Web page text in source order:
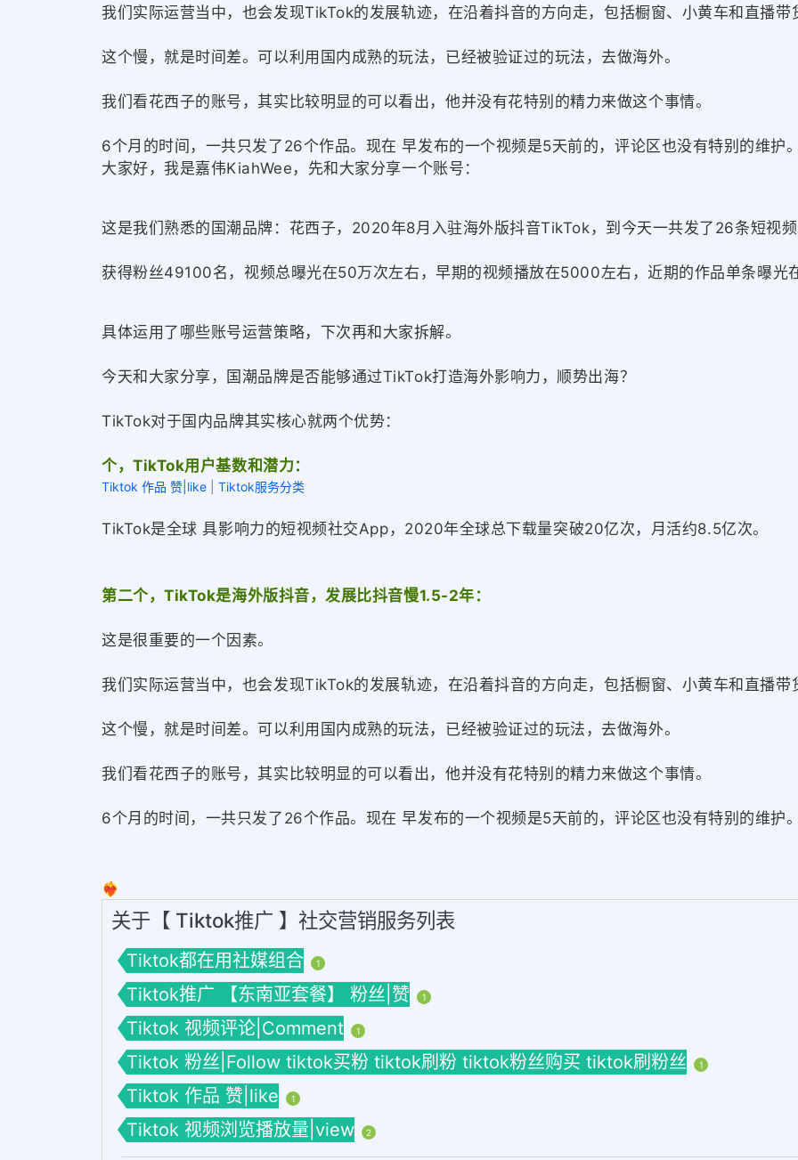
我们实际运营当中，也会发现TikTok的发展轨迹，在沿着抖音的方向走，包括橱窗、小黄车和直播带
这个慢，就是时间差。可以利用国内成熟的玩法，已经被验证过的玩法，去做海外。
我们看花西子的账号，其实比较明显的可以看出，他并没有花特别的精力来做这个事情。
6个月的时间，一共只发了26个作品。现在 早发布的一个视频是5天前的，评论区也没有特别的维护
大家好，我是嘉伟KiahWee，先和大家分享一个账号：
这是我们熟悉的国潮品牌：花西子，2020年8月入驻海外版抖音TikTok，到今天一共发了26条短视
获得粉丝49100名，视频总曝光在50万次左右，早期的视频播放在5000左右，近期的作品单条曝光
具体运用了哪些账号运营策略，下次再和大家拆解。
今天和大家分享，国潮品牌是否能够通过TikTok打造海外影响力，顺势出海？
TikTok对于国内品牌其实核心就两个优势：
个，TikTok用户基数和潜力：
Tiktok 作品 赞|like Tiktok服务分类
TikTok是全球 具影响力的短视频社交App，2020年全球总下载量突破20亿次，月活约8.5亿次。
第二个，TikTok是海外版抖音，发展比抖音慢1.5-2年：
这是很重要的一个因素。
我们实际运营当中，也会发现TikTok的发展轨迹，在沿着抖音的方向走，包括橱窗、小黄车和直播带
这个慢，就是时间差。可以利用国内成熟的玩法，已经被验证过的玩法，去做海外。
我们看花西子的账号，其实比较明显的可以看出，他并没有花特别的精力来做这个事情。
6个月的时间，一共只发了26个作品。现在 早发布的一个视频是5天前的，评论区也没有特别的维护
❤️‍🔥
关于【 Tiktok推广 】社交营销服务列表
Tiktok都在用社媒组合 1
Tiktok推广 【东南亚套餐】 粉丝|赞 1
Tiktok 视频评论|Comment 1
Tiktok 粉丝|Follow tiktok买粉 tiktok刷粉 tiktok粉丝购买 tiktok刷粉丝 1
Tiktok 作品 赞|like 1
Tiktok 视频浏览播放量|view 2